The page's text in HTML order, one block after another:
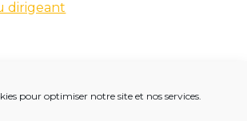
pour optimiser notre site et nos services.
dirigeant